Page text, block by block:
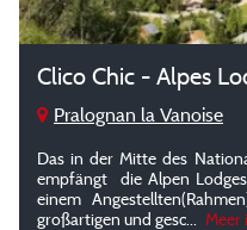
Clico Chic - Alpes
Pralognan la Vanoise
Das in der Mitte des
empfängt die Alpen
einem
großartigen und gesc